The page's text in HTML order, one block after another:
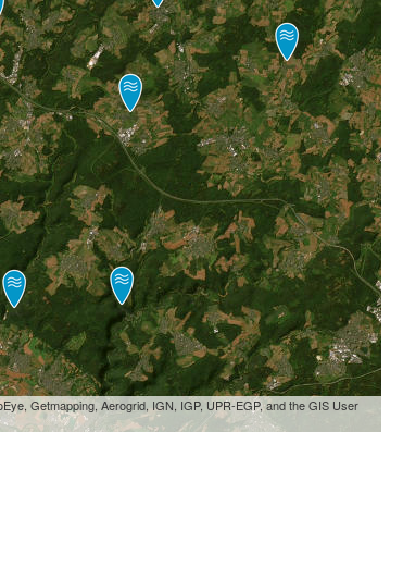
Getmapping, Aerogrid, IGN, IGP, UPR-EGP, and the GIS User